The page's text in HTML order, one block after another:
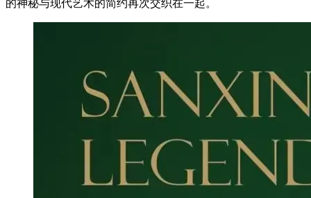
的神秘与现代艺术的简约再次交织在一起。